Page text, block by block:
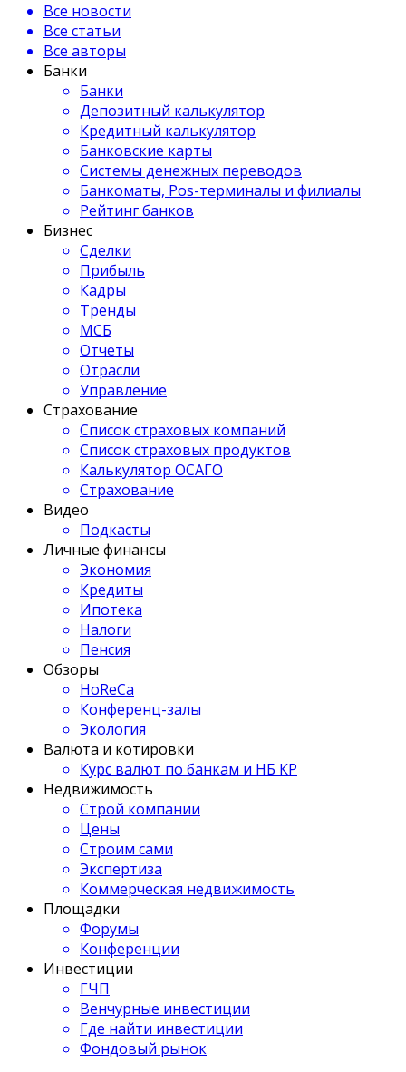
Все новости
Все статьи
Все авторы
Банки
Банки
Депозитный калькулятор
Кредитный калькулятор
Банковские карты
Системы денежных переводов
Банкоматы, Pos-терминалы и филиалы
Рейтинг банков
Бизнес
Сделки
Прибыль
Кадры
Тренды
МСБ
Отчеты
Отрасли
Управление
Страхование
Список страховых компаний
Список страховых продуктов
Калькулятор ОСАГО
Страхование
Видео
Подкасты
Личные финансы
Экономия
Кредиты
Ипотека
Налоги
Пенсия
Обзоры
HoReCa
Конференц-залы
Экология
Валюта и котировки
Курс валют по банкам и НБ КР
Недвижимость
Строй компании
Цены
Строим сами
Экспертиза
Коммерческая недвижимость
Площадки
Форумы
Конференции
Инвестиции
ГЧП
Венчурные инвестиции
Где найти инвестиции
Фондовый рынок